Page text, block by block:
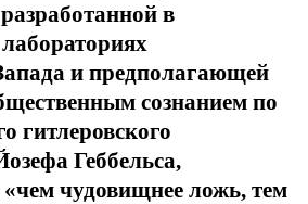
в
и предполагающей
сознанием по
гитлеровского
Геббельса,
чудовищнее ложь, тем